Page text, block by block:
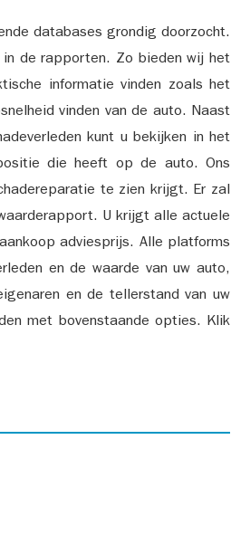
databases grondig doorzocht.
de rapporten. Zo bieden wij het
informatie vinden zoals het
vinden van de auto. Naast
kunt u bekijken in het
die heeft op de auto. Ons
te zien krijgt. Er zal
U krijgt alle actuele
adviesprijs. Alle platforms
en de waarde van uw auto,
en de tellerstand van uw
met bovenstaande opties. Klik